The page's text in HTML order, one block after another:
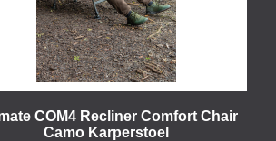
COM4 Recliner Comfort Chair
Camo Karperstoel